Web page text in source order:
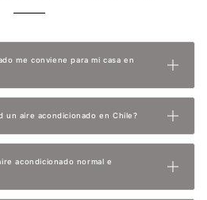
me conviene para mi casa en
un aire acondicionado en Chile?
acondicionado normal e